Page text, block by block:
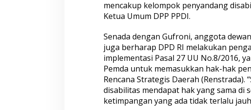
mencakup kelompok penyandang
Ketua Umum DPP PPDI.
Senada dengan Gufroni, anggota
juga berharap DPD RI melakukan
implementasi Pasal 27 UU No.8/2016,
Pemda untuk memasukkan hak-hak
Rencana Strategis Daerah (Renstrada).
disabilitas mendapat hak yang sama di
ketimpangan yang ada tidak terlalu